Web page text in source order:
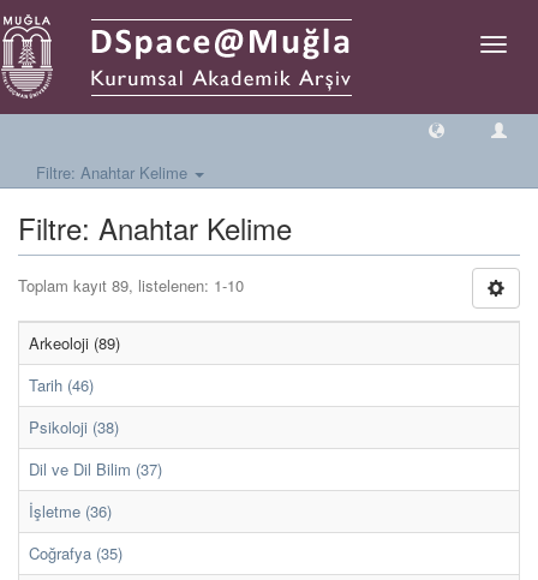
Geçiş
Filtre: Anahtar Kelime
Filtre: Anahtar Kelime
Toplam kayıt 89, listelenen: 1-10
Arkeoloji (89)
Tarih (46)
Psikoloji (38)
Dil ve Dil Bilim (37)
İşletme (36)
Coğrafya (35)